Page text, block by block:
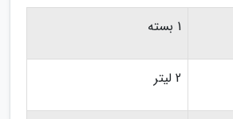
1 بسته
2 لیتر